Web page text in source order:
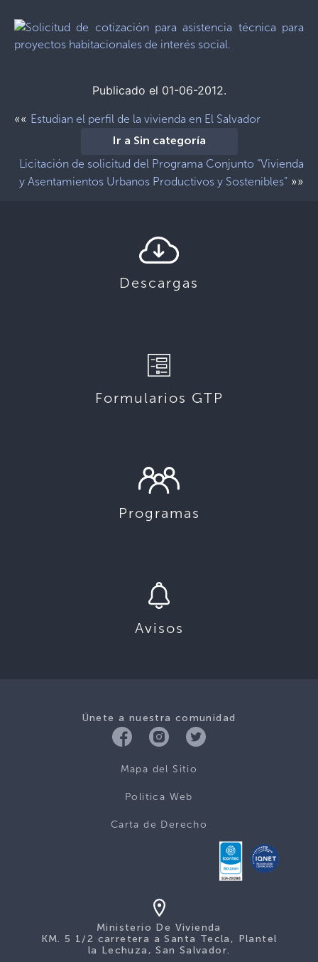
Publicado el 01-06-2012.
«« Estudian el perfil de la vivienda en El Salvador
Ir a Sin categoría
Licitación de solicitud del Programa Conjunto “Vivienda
y Asentamientos Urbanos Productivos y Sostenibles” »»
Descargas
Formularios GTP
Programas
Avisos
Únete a nuestra comunidad
Mapa del Sitio
Politica Web
Carta de Derecho
Ministerio De Vivienda
KM. 5 1/2 carretera a Santa Tecla, Plantel
la Lechuza, San Salvador.